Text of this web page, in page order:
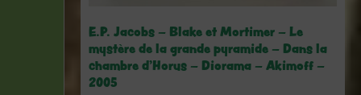
E.P. Jacobs – Blake et Mortimer – Le
mystère de la grande pyramide – Dans la
chambre d’Horus – Diorama – Akimoff –
2005